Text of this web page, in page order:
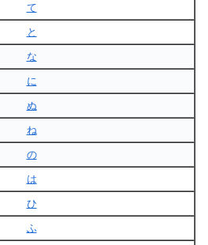
て
と
な
に
ぬ
ね
の
は
ひ
ふ